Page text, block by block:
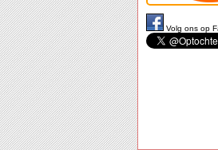
Volg ons op